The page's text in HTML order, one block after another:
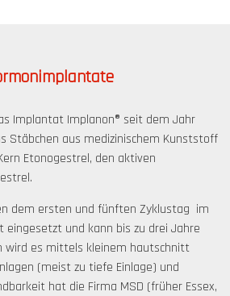
Implantat Implanon® seit dem Jahr
Stäbchen aus medizinischem Kunststoff
Etonogestrel, den aktiven
dem ersten und fünften Zyklustag im
eingesetzt und kann bis zu drei Jahre
wird es mittels kleinem hautschnitt
(meist zu tiefe Einlage) und
hat die Firma MSD (früher Essex,